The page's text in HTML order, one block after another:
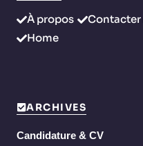
À propos Contacter
Home
ARCHIVES
Candidature & CV